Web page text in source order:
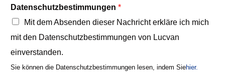
Datenschutzbestimmungen *
Mit dem Absenden dieser Nachricht erkläre ich mich
mit den Datenschutzbestimmungen von Lucvan
einverstanden.
Sie können die Datenschutzbestimmungen lesen, indem Siehier.